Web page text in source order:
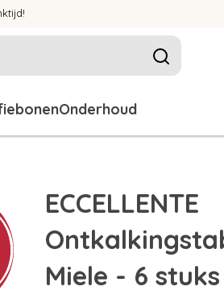
Onderhoud
ECCELLENTE
Miele - 6 stuks